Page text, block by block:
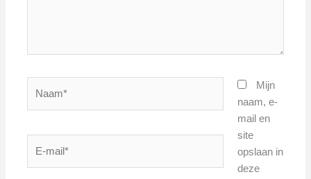
Mijn
naam, e-
mail en
site
opslaan in
deze